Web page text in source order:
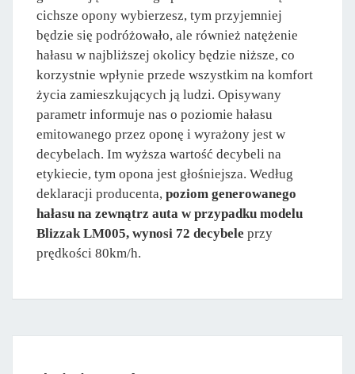
cichsze opony wybierzesz, tym przyjemniej
będzie się podróżowało, ale również natężenie
hałasu w najbliższej okolicy będzie niższe, co
korzystnie wpłynie przede wszystkim na komfort
życia zamieszkujących ją ludzi. Opisywany
parametr informuje nas o poziomie hałasu
emitowanego przez oponę i wyrażony jest w
decybelach. Im wyższa wartość decybeli na
etykiecie, tym opona jest głośniejsza. Według
deklaracji producenta, poziom generowanego
hałasu na zewnątrz auta w przypadku modelu
Blizzak LM005, wynosi 72 decybele przy
prędkości 80km/h.